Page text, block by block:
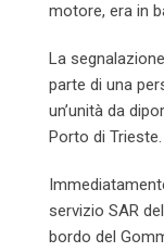
motore, era in
La
parte di una
un’unità da
Porto di Trieste.
servizio SAR
bordo del